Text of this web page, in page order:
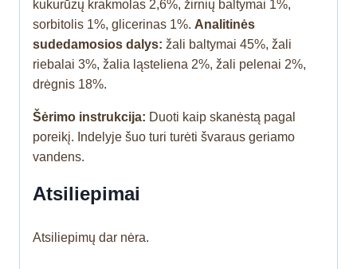
kukurūzų krakmolas 2,6%, žirnių baltymai 1%,
sorbitolis 1%, glicerinas 1%. Analitinės
sudedamosios dalys: žali baltymai 45%, žali
riebalai 3%, žalia ląsteliena 2%, žali pelenai 2%,
drėgnis 18%.
Šėrimo instrukcija: Duoti kaip skanėstą pagal
poreikį. Indelyje šuo turi turėti švaraus geriamo
vandens.
Atsiliepimai
Atsiliepimų dar nėra.